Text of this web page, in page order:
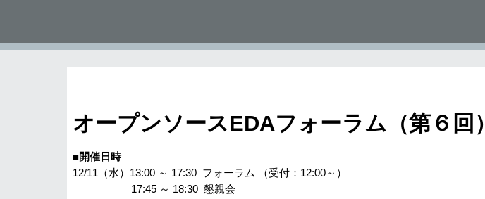
オープンソースEDAフォーラム（第６回）
■開催日時
12/11 （水）13:00 ～ 17:30 フォーラム （受付：12:00～）
17:45 ～ 18:30 懇親会